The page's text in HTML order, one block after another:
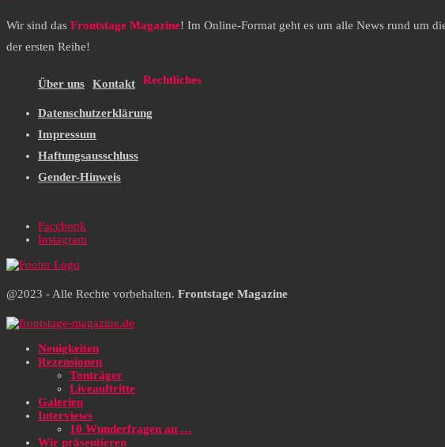
Wir sind das Frontstage Magazine! Im Online-Format geht es um alle News rund um
der ersten Reihe!
Über uns Kontakt Rechtliches
Datenschutzerklärung
Impressum
Haftungsausschluss
Gender-Hinweis
Facebook
Instagram
@2023 - Alle Rechte vorbehalten. Frontstage Magazine
Neuigkeiten
Rezensionen
Tonträger
Liveauftritte
Galerien
Interviews
10 Wunderfragen an …
Wir präsentieren